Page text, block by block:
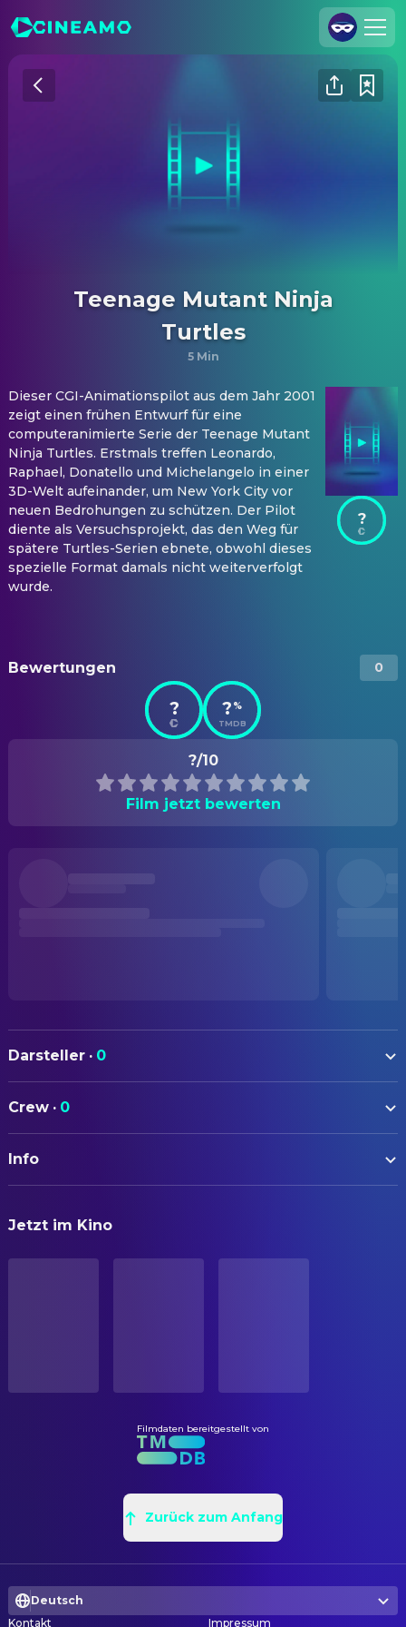
Cineamo für Unternehmen
Kontakt
Impressum
Teenage Mutant Ninja
Turtles
5 Min
Dieser CGI-Animationspilot aus dem Jahr 2001
zeigt einen frühen Entwurf für eine
computeranimierte Serie der Teenage Mutant
Ninja Turtles. Erstmals treffen Leonardo,
Raphael, Donatello und Michelangelo in einer
3D-Welt aufeinander, um New York City vor
neuen Bedrohungen zu schützen. Der Pilot
diente als Versuchsprojekt, das den Weg für
spätere Turtles-Serien ebnete, obwohl dieses
spezielle Format damals nicht weiterverfolgt
wurde.
?
Bewertungen 0
? ? %
TMDB
?/10
Film jetzt bewerten
Darsteller · 0
Crew · 0
Info
Teenage Mutant Ninja Turtles
Jetzt im Kino
Filmdaten bereitgestellt von
Zurück zum Anfang
Deutsch
Kontakt
Impressum